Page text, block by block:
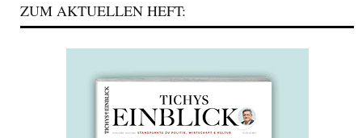
ZUM AKTUELLEN HEFT: